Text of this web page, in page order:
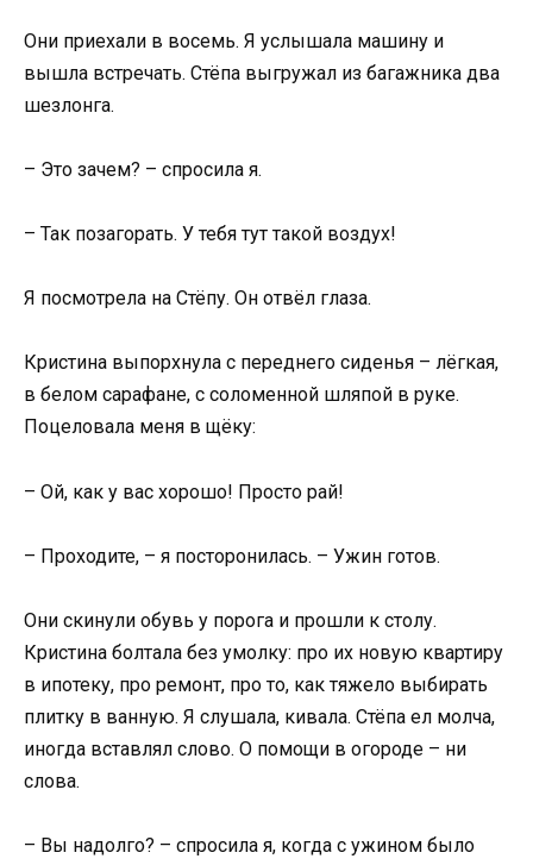
Они приехали в восемь. Я услышала машину и
вышла встречать. Стёпа выгружал из багажника два
шезлонга.
– Это зачем? – спросила я.
– Так позагорать. У тебя тут такой воздух!
Я посмотрела на Стёпу. Он отвёл глаза.
Кристина выпорхнула с переднего сиденья – лёгкая,
в белом сарафане, с соломенной шляпой в руке.
Поцеловала меня в щёку:
– Ой, как у вас хорошо! Просто рай!
– Проходите, – я посторонилась. – Ужин готов.
Они скинули обувь у порога и прошли к столу.
Кристина болтала без умолку: про их новую квартиру
в ипотеку, про ремонт, про то, как тяжело выбирать
плитку в ванную. Я слушала, кивала. Стёпа ел молча,
иногда вставлял слово. О помощи в огороде – ни
слова.
– Вы надолго? – спросила я, когда с ужином было